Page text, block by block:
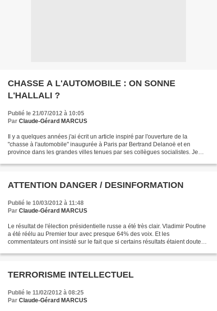
CHASSE A L'AUTOMOBILE : ON SONNE
L'HALLALI ?
Publié le 21/07/2012 à 10:05
Par Claude-Gérard MARCUS
Il y a quelques années j'ai écrit un article inspiré par l'ouverture de la
"chasse à l'automobile" inaugurée à Paris par Bertrand Delanoë et en
province dans les grandes villes tenues par ses collègues socialistes. Je
ATTENTION DANGER / DESINFORMATION
Publié le 10/03/2012 à 11:48
Par Claude-Gérard MARCUS
Le résultat de l'élection présidentielle russe a été très clair. Vladimir Poutine
a été réélu au Premier tour avec presque 64% des voix. Et les
commentateurs ont insisté sur le fait que si certains résultats étaient douteux,
TERRORISME INTELLECTUEL
Publié le 11/02/2012 à 08:25
Par Claude-Gérard MARCUS